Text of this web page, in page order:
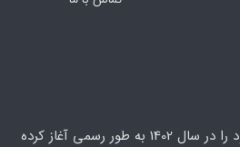
وب سایت لیلیوم فعالیت خود را در سال 1402 به طور رسمی آغاز کرده